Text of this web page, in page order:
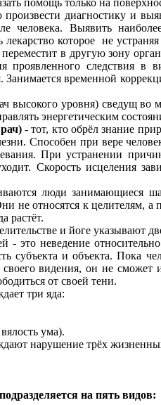
помощь только на
произвести диагностику и
человека. Выявить
лекарство которое не
переместит в другую зону
проявленного следствия
временной
высокого уровня) сведущ во
энергетическим
- тот, кто обрёл знание
Способен при вере
При устранении
Скорость исцеления
люди занимающиеся
не относятся к целителям,
растёт.
и йоге указывают
- это неведение
субъекта и объекта. Пока
видения, он не сможет
от своей тени.
три яда:
ума).
нарушение трёх
на пять видов: